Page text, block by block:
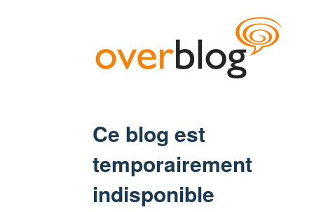
Ce blog est
temporairement
indisponible